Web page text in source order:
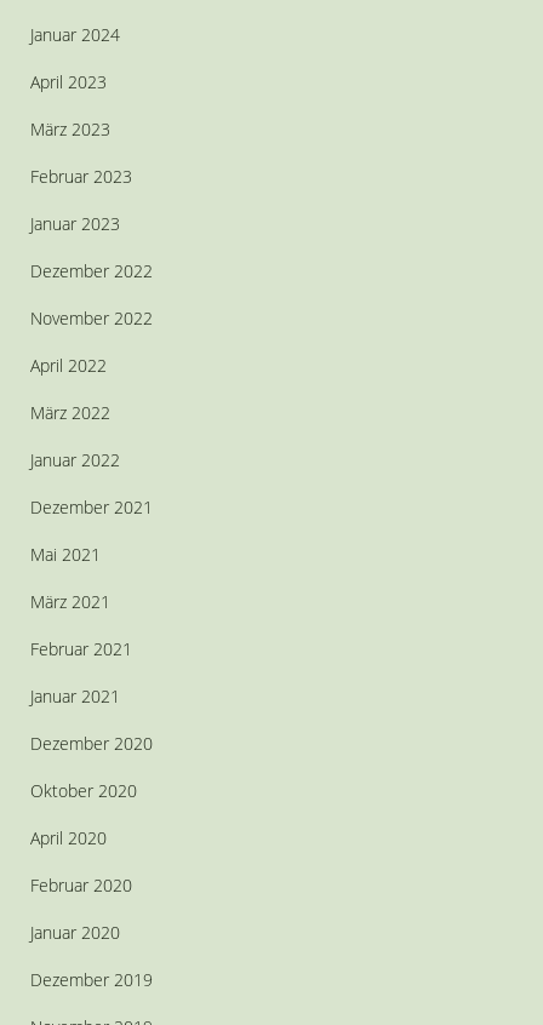
Januar 2024
April 2023
März 2023
Februar 2023
Januar 2023
Dezember 2022
November 2022
April 2022
März 2022
Januar 2022
Dezember 2021
Mai 2021
März 2021
Februar 2021
Januar 2021
Dezember 2020
Oktober 2020
April 2020
Februar 2020
Januar 2020
Dezember 2019